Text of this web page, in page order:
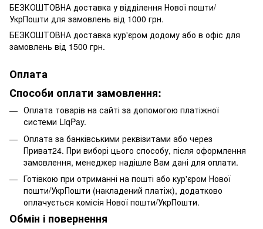
БЕЗКОШТОВНА доставка у відділення Нової пошти/
УкрПошти для замовлень від 1000 грн.
БЕЗКОШТОВНА доставка кур'єром додому або в офіс для
замовлень від 1500 грн.
Оплата
Способи оплати замовлення:
Оплата товарів на сайті за допомогою платіжної
системи LiqPay.
Оплата за банківськими реквізитами або через
Приват24. При виборі цього способу, після оформлення
замовлення, менеджер надішле Вам дані для оплати.
Готівкою при отриманні на пошті або кур'єром Нової
пошти/УкрПошти (накладений платіж), додатково
оплачується комісія Нової пошти/УкрПошти.
Обмін і повернення